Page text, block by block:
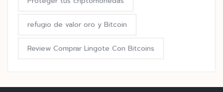
refugio de valor oro y Bitcoin
Review Comprar Lingote Con Bitcoins